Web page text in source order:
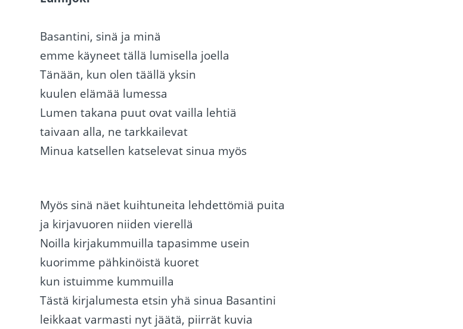
Basantini, sinä ja minä
emme käyneet tällä lumisella joella
Tänään, kun olen täällä yksin
kuulen elämää lumessa
Lumen takana puut ovat vailla lehtiä
taivaan alla, ne tarkkailevat
Minua katsellen katselevat sinua myös
Myös sinä näet kuihtuneita lehdettömiä puita
ja kirjavuoren niiden vierellä
Noilla kirjakummuilla tapasimme usein
kuorimme pähkinöistä kuoret
kun istuimme kummuilla
Tästä kirjalumesta etsin yhä sinua Basantini
leikkaat varmasti nyt jäätä, piirrät kuvia